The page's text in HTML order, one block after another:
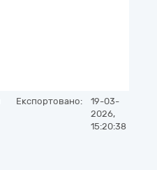
Експортовано:
19-03-
2026,
15:20:38